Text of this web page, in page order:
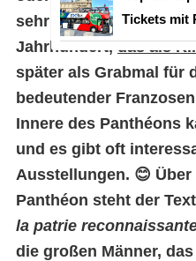
Tickets mit
sehr beeindruckendes
Jahrhundert,das als
später als Grabmal für
bedeutender
Innere des Panthéons
und es gibt oft
Ausstellungen. 😊
Panthéon steht der
la patrie
die großen Männer,